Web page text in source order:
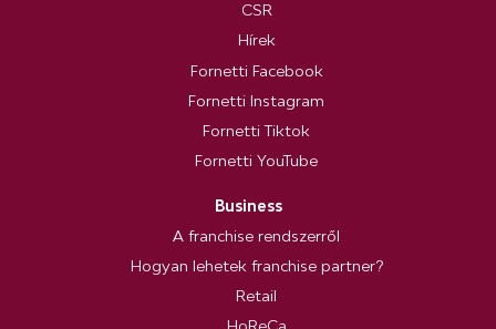
CSR
Hírek
Fornetti Facebook
Fornetti Instagram
Fornetti Tiktok
Fornetti YouTube
Business
A franchise rendszerről
Hogyan lehetek franchise partner?
Retail